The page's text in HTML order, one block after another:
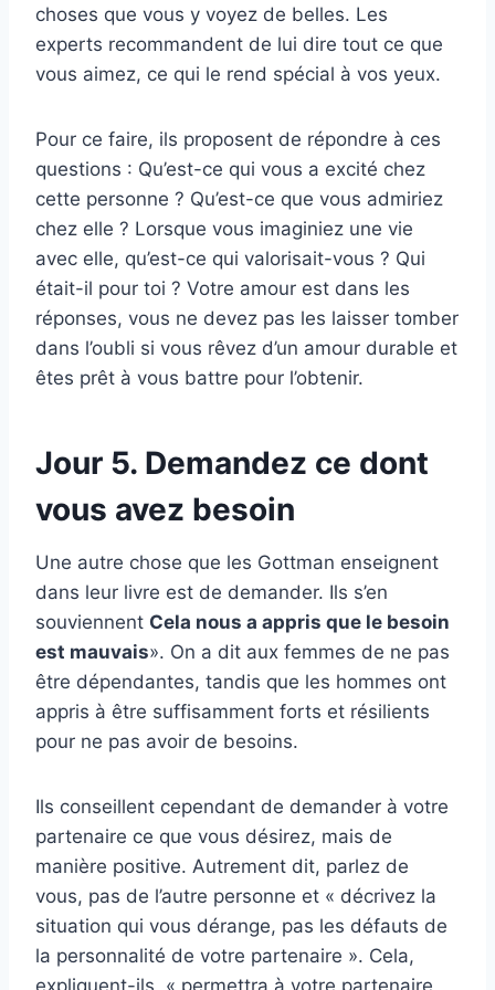
choses que vous y voyez de belles. Les
experts recommandent de lui dire tout ce que
vous aimez, ce qui le rend spécial à vos yeux.
Pour ce faire, ils proposent de répondre à ces
questions : Qu’est-ce qui vous a excité chez
cette personne ? Qu’est-ce que vous admiriez
chez elle ? Lorsque vous imaginiez une vie
avec elle, qu’est-ce qui valorisait-vous ? Qui
était-il pour toi ? Votre amour est dans les
réponses, vous ne devez pas les laisser tomber
dans l’oubli si vous rêvez d’un amour durable et
êtes prêt à vous battre pour l’obtenir.
Jour 5. Demandez ce dont
vous avez besoin
Une autre chose que les Gottman enseignent
dans leur livre est de demander. Ils s’en
souviennent Cela nous a appris que le besoin
est mauvais». On a dit aux femmes de ne pas
être dépendantes, tandis que les hommes ont
appris à être suffisamment forts et résilients
pour ne pas avoir de besoins.
Ils conseillent cependant de demander à votre
partenaire ce que vous désirez, mais de
manière positive. Autrement dit, parlez de
vous, pas de l’autre personne et « décrivez la
situation qui vous dérange, pas les défauts de
la personnalité de votre partenaire ». Cela,